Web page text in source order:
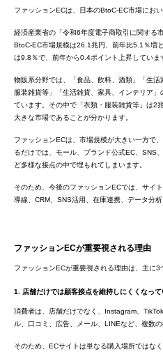
ファッションECは、日本のBtoC-EC市場にお
経済産業省の「令和6年度電子商取引に関する
BtoC-EC市場規模は26.1兆円、前年比5.1％増
は9.8％で、前年から0.4ポイント上昇していま
物販系分野では、「食品、飲料、酒類」「生活
服装雑貨等」「生活雑貨、家具、インテリア
ています。その中で「衣類・服装雑貨等」は2
大きな市場であることが分かります。
ファッションECは、市場規模が大きい一方で
るだけでは、モール、ブランド公式EC、SNS
ど多様な接点の中で埋もれてしまいます。
そのため、今後のファッションECでは、サイ
導線、CRM、SNS活用、在庫連携、データ分
ファッションECが重要視される理由
ファッションECが重要視される理由は、主に3
1. 店舗だけでは顧客接点を維持しにくくなって
消費者は、店舗だけでなく、Instagram、
ル、口コミ、広告、メール、LINEなど、複数
そのため、ECサイトは単なる購入場所ではな